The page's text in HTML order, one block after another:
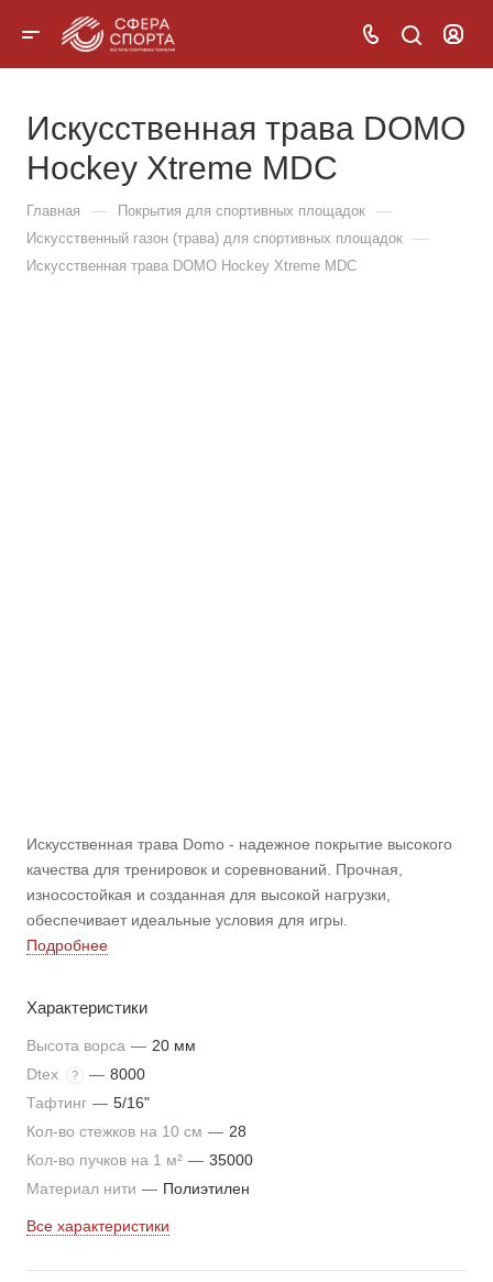
Искусственная трава DOMO
Hockey Xtreme MDC
Главная — Покрытия для спортивных площадок —
Искусственный газон (трава) для спортивных площадок —
Искусственная трава DOMO Hockey Xtreme MDC
Искусственная трава Domo - надежное покрытие высокого
качества для тренировок и соревнований. Прочная,
износостойкая и созданная для высокой нагрузки,
обеспечивает идеальные условия для игры.
Подробнее
Характеристики
Высота ворса — 20 мм
Dtex
? — 8000
Тафтинг — 5/16"
Кол-во стежков на 10 см — 28
Кол-во пучков на 1 м² — 35000
Материал нити — Полиэтилен
Все характеристики